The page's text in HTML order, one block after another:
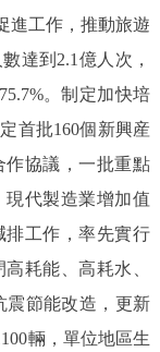
進工作，推動旅遊
達到2.1億人次，
。制定加快培
首批160個新興産
作協議，一批重點
代製造業增加值
排工作，率先實行
耗能、高耗水、
震節能改造，更新
輛，單位地區生